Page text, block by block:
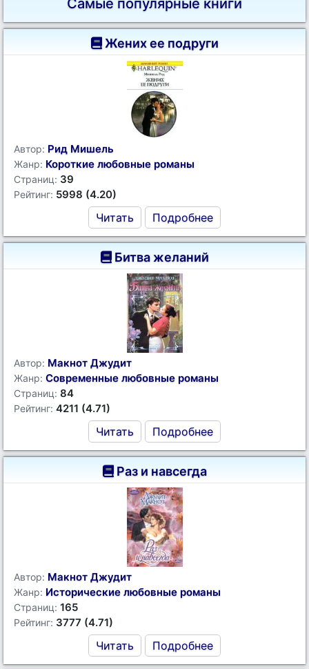
Самые популярные книги
Жених ее подруги
Автор: Рид Мишель
Жанр: Короткие любовные романы
Страниц: 39
Рейтинг: 5998 (4.20)
Читать Подробнее
Битва желаний
Автор: Макнот Джудит
Жанр: Современные любовные романы
Страниц: 84
Рейтинг: 4211 (4.71)
Читать Подробнее
Раз и навсегда
Автор: Макнот Джудит
Жанр: Исторические любовные романы
Страниц: 165
Рейтинг: 3777 (4.71)
Читать Подробнее